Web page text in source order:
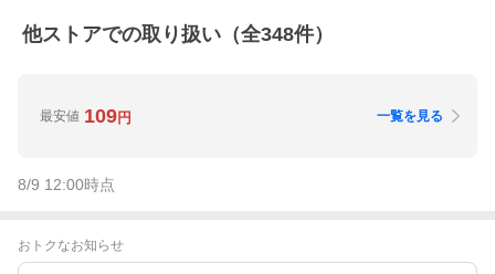
他ストアでの取り扱い（全348件）
最安値 109円 一覧を見る
8/9 12:00時点
おトクなお知らせ